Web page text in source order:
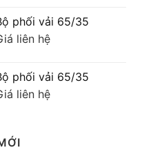
phối vải 65/35
liên hệ
phối vải 65/35
liên hệ